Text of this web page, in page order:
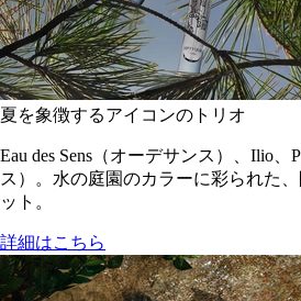
夏を象徴するアイコンのトリオ
Eau des Sens（オーデサンス）、Ilio、
ス）。水の庭園のカラーに彩られた
ット。
詳細はこちら